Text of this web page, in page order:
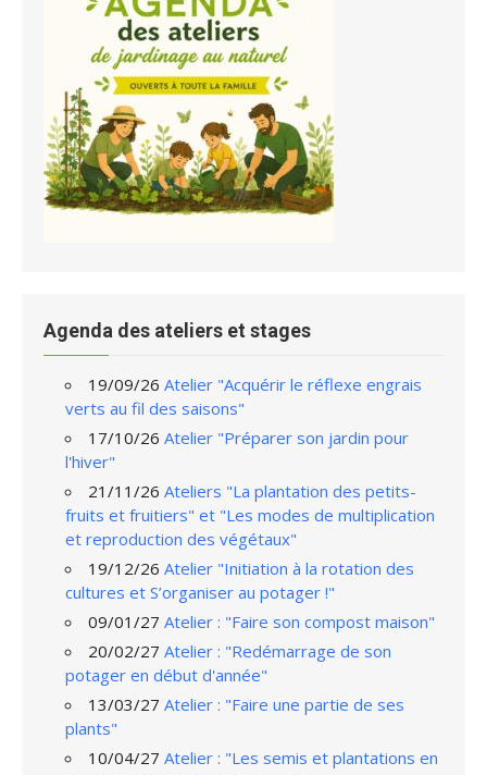
Agenda des ateliers et stages
19/09/26 Atelier "Acquérir le réflexe engrais
verts au fil des saisons"
17/10/26 Atelier "Préparer son jardin pour
l'hiver"
21/11/26 Ateliers "La plantation des petits-
fruits et fruitiers" et "Les modes de multiplication
et reproduction des végétaux"
19/12/26 Atelier "Initiation à la rotation des
cultures et S’organiser au potager !"
09/01/27 Atelier : "Faire son compost maison"
20/02/27 Atelier : "Redémarrage de son
potager en début d'année"
13/03/27 Atelier : "Faire une partie de ses
plants"
10/04/27 Atelier : "Les semis et plantations en